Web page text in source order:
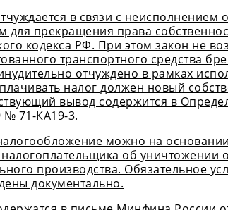
в связи с неисполнением
для прекращения права
кодекса РФ. При этом закон не
транспортного средства
отчуждено в рамках
налог должен новый
вывод содержится в
№ 71-КА19-3.
можно на
об уничтожении
производства. Обязательное
документально.